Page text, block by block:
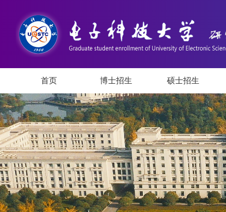
首页 博士招生 硕士招生